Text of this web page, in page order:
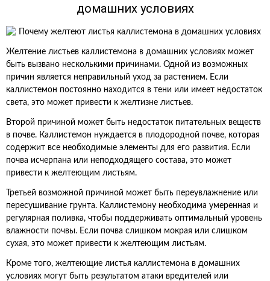
домашних условиях
Желтение листьев каллистемона в домашних условиях может
быть вызвано несколькими причинами. Одной из возможных
причин является неправильный уход за растением. Если
каллистемон постоянно находится в тени или имеет недостаток
света, это может привести к желтизне листьев.
Второй причиной может быть недостаток питательных веществ
в почве. Каллистемон нуждается в плодородной почве, которая
содержит все необходимые элементы для его развития. Если
почва исчерпана или неподходящего состава, это может
привести к желтеющим листьям.
Третьей возможной причиной может быть переувлажнение или
пересушивание грунта. Каллистемону необходима умеренная и
регулярная поливка, чтобы поддерживать оптимальный уровень
влажности почвы. Если почва слишком мокрая или слишком
сухая, это может привести к желтеющим листьям.
Кроме того, желтеющие листья каллистемона в домашних
условиях могут быть результатом атаки вредителей или